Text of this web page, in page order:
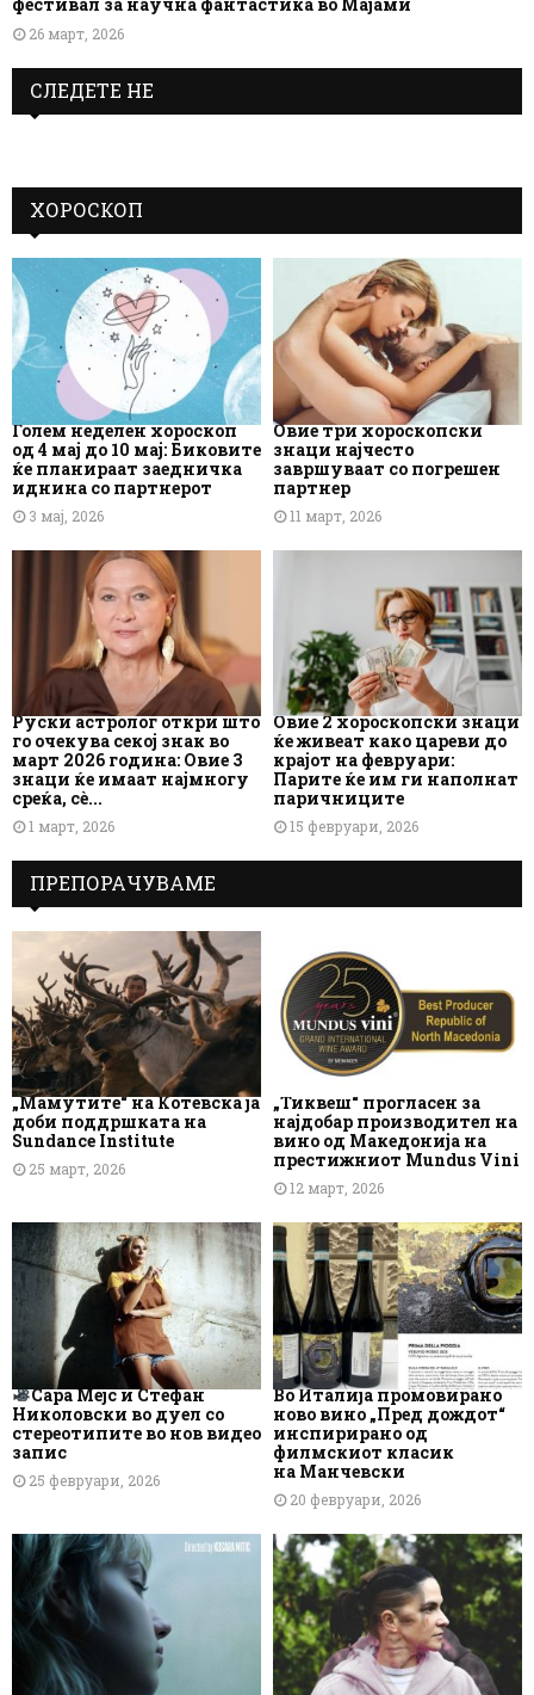
фестивал за научна фантастика во Мајами
26 март, 2026
СЛЕДЕТЕ НЕ
ХОРОСКОП
Голем неделен хороскоп
од 4 мај до 10 мај: Биковите
ќе планираат заедничка
иднина со партнерот
3 мај, 2026
Овие три хороскопски
знаци најчесто
завршуваат со погрешен
партнер
11 март, 2026
Руски астролог откри што
го очекува секој знак во
март 2026 година: Овие 3
знаци ќе имаат најмногу
среќа, сè...
1 март, 2026
Овие 2 хороскопски знаци
ќе живеат како цареви до
крајот на февруари:
Парите ќе им ги наполнат
паричниците
15 февруари, 2026
ПРЕПОРАЧУВАМЕ
„Мамутите“ на Котевска ја
доби поддршката на
Sundance Institute
25 март, 2026
„Тиквеш“ прогласен за
најдобар производител на
вино од Македонија на
престижниот Mundus Vini
12 март, 2026
Сара Мејс и Стефан
Николовски во дуел со
стереотипите во нов видео
запис
25 февруари, 2026
Во Италија промовирано
ново вино „Пред дождот“
инспирирано од
филмскиот класик
на Манчевски
20 февруари, 2026